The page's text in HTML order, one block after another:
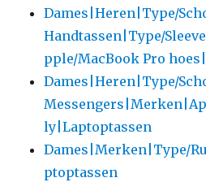
Dames|Heren|Type/
Handtassen|Type/
pple/MacBook Pro
Dames|Heren|Type/
ly|Laptoptassen
Dames|Merken|Type/
ptoptassen